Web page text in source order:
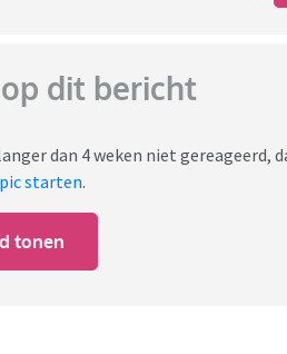
dit bericht
dan 4 weken niet gereageerd,
starten.
tonen